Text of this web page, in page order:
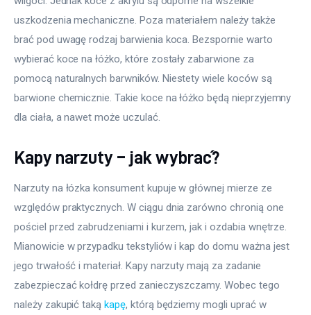
uszkodzenia mechaniczne. Poza materiałem należy także
brać pod uwagę rodzaj barwienia koca. Bezspornie warto
wybierać koce na łóżko, które zostały zabarwione za
pomocą naturalnych barwników. Niestety wiele koców są
barwione chemicznie. Takie koce na łóżko będą nieprzyjemny
dla ciała, a nawet może uczulać.
Kapy narzuty – jak wybrać?
Narzuty na łózka konsument kupuje w głównej mierze ze
względów praktycznych. W ciągu dnia zarówno chronią one
pościel przed zabrudzeniami i kurzem, jak i ozdabia wnętrze.
Mianowicie w przypadku tekstyliów i kap do domu ważna jest
jego trwałość i materiał. Kapy narzuty mają za zadanie
zabezpieczać kołdrę przed zanieczyszczamy. Wobec tego
należy zakupić taką kapę, którą będziemy mogli uprać w